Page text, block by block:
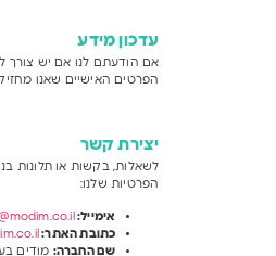
עדכון מידע
אם הודעתם לנו אם יש צורך
הפרטים האישיים שאנו
יצירת קשר
לשאלות, בקשות או תלונות
הפרטיות שלנו:
אימייל:
כתובת האתר:
שם החברה: מודים